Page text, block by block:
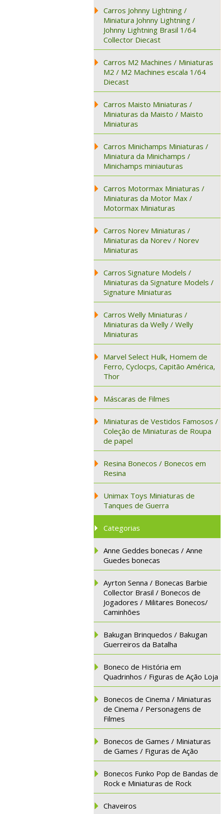
Carros Johnny Lightning /
Miniatura Johnny Lightning /
Johnny Lightning Brasil 1/64
Collector Diecast
Carros M2 Machines / Miniaturas
M2 / M2 Machines escala 1/64
Diecast
Carros Maisto Miniaturas /
Miniaturas da Maisto / Maisto
Miniaturas
Carros Minichamps Miniaturas /
Miniatura da Minichamps /
Minichamps miniauturas
Carros Motormax Miniaturas /
Miniaturas da Motor Max /
Motormax Miniaturas
Carros Norev Miniaturas /
Miniaturas da Norev / Norev
Miniaturas
Carros Signature Models /
Miniaturas da Signature Models /
Signature Miniaturas
Carros Welly Miniaturas /
Miniaturas da Welly / Welly
Miniaturas
Marvel Select Hulk, Homem de
Ferro, Cyclocps, Capitão América,
Thor
Máscaras de Filmes
Miniaturas de Vestidos Famosos /
Coleção de Miniaturas de Roupa
de papel
Resina Bonecos / Bonecos em
Resina
Unimax Toys Miniaturas de
Tanques de Guerra
Categorias
Anne Geddes bonecas / Anne
Guedes bonecas
Ayrton Senna / Bonecas Barbie
Collector Brasil / Bonecos de
Jogadores / Militares Bonecos/
Caminhões
Bakugan Brinquedos / Bakugan
Guerreiros da Batalha
Boneco de História em
Quadrinhos / Figuras de Ação Loja
Bonecos de Cinema / Miniaturas
de Cinema / Personagens de
Filmes
Bonecos de Games / Miniaturas
de Games / Figuras de Ação
Bonecos Funko Pop de Bandas de
Rock e Miniaturas de Rock
Chaveiros